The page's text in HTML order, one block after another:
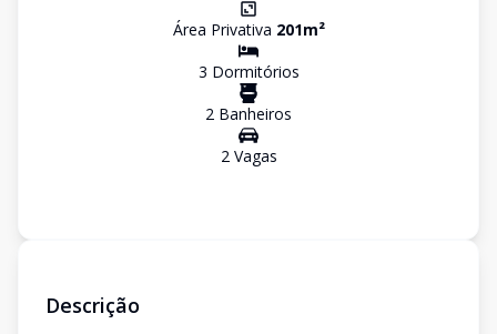
Área Privativa 201m²
3 Dormitórios
2 Banheiros
2Vagas
Descrição